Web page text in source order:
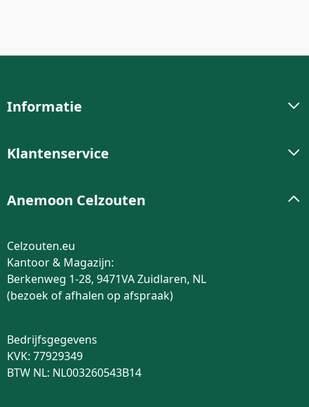
Informatie
Klantenservice
Anemoon Celzouten
Celzouten.eu
Kantoor & Magazijn:
Berkenweg 1-28, 9471VA Zuidlaren, NL
(bezoek of afhalen op afspraak)
Bedrijfsgegevens
KVK: 77929349
BTW NL: NL003260543B14